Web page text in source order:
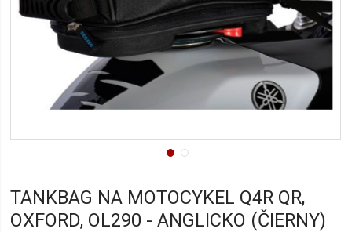
TANKBAG NA MOTOCYKEL Q4R QR,
OXFORD, OL290 - ANGLICKO (ČIERNY)